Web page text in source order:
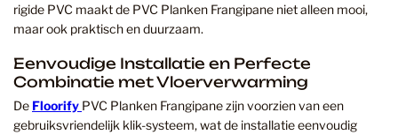
rigide PVC maakt de PVC Planken Frangipane niet alleen mooi,
maar ook praktisch en duurzaam.
Eenvoudige Installatie en Perfecte
Combinatie met Vloerverwarming
De Floorify PVC Planken Frangipane zijn voorzien van een
gebruiksvriendelijk klik-systeem, wat de installatie eenvoudig